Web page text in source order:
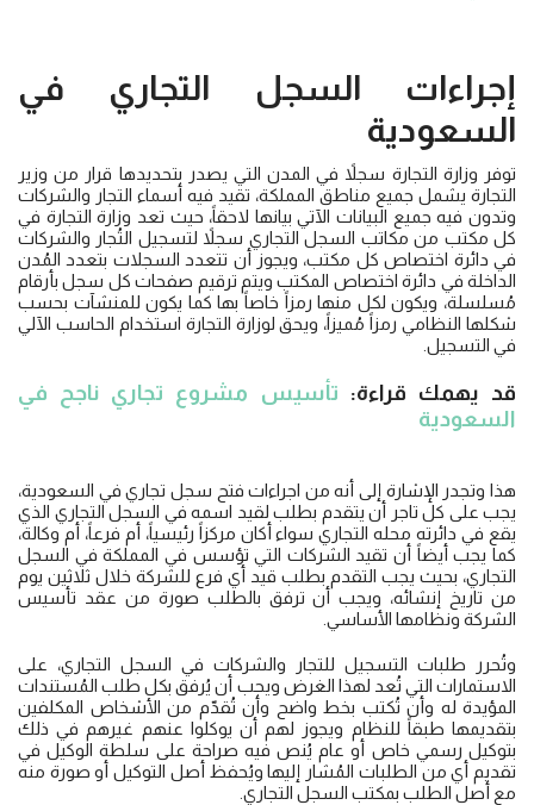
إجراءات السجل التجاري في
السعودية
توفر وزارة التجارة سجلاً في المدن التي يصدر بتحديدها قرار من وزير
التجارة يشمل جميع مناطق المملكة، تقيد فيه أسماء التجار والشركات
وتدون فيه جميع البيانات الآتي بيانها لاحقاً، حيث تعد وزارة التجارة في
كل مكتب من مكاتب السجل التجاري سجلاً لتسجيل التُجار والشركات
في دائرة اختصاص كل مكتب، ويجوز أن تتعدد السجلات بتعدد المُدن
الداخلة في دائرة اختصاص المكتب ويتم ترقيم صفحات كل سجل بأرقام
مُسلسلة، ويكون لكل منها رمزاً خاصاً بها كما يكون للمنشآت بحسب
شكلها النظامي رمزاً مُميزاً، ويحق لوزارة التجارة استخدام الحاسب الآلي
في التسجيل.
قد يهمك قراءة: تأسيس مشروع تجاري ناجح في
السعودية
هذا وتجدر الإشارة إلى أنه من اجراءات فتح سجل تجاري في السعودية،
يجب على كل تاجر أن يتقدم بطلب لقيد اسمه في السجل التجاري الذي
يقع في دائرته محله التجاري سواء أكان مركزاً رئيسياً، أم فرعاً، أم وكالة،
كما يجب أيضاً أن تقيد الشركات التي تؤسس في المملكة في السجل
التجاري، بحيث يجب التقدم بطلب قيد أي فرع للشركة خلال ثلاثين يوم
من تاريخ إنشائه، ويجب أن ترفق بالطلب صورة من عقد تأسيس
الشركة ونظامها الأساسي.
وتُحرر طلبات التسجيل للتجار والشركات في السجل التجاري، على
الاستمارات التي تُعد لهذا الغرض ويجب أن يُرفق بكل طلب المُستندات
المؤيدة له وأن تُكتب بخط واضح وأن تُقدّم من الأشخاص المكلفين
بتقديمها طبقاً للنظام ويجوز لهم أن يوكلوا عنهم غيرهم في ذلك
بتوكيل رسمي خاص أو عام يُنص فيه صراحة على سلطة الوكيل في
تقديم أي من الطلبات المُشار إليها ويُحفظ أصل التوكيل أو صورة منه
مع أصل الطلب بمكتب السجل التجاري.